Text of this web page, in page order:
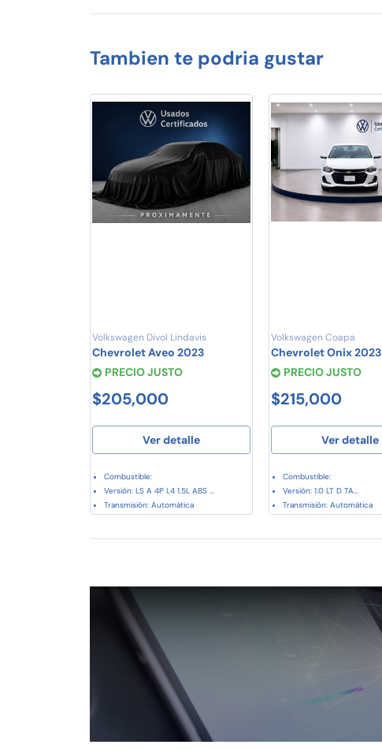
Tambien te podria gustar
Volkswagen Divol Lindavis
Chevrolet Aveo 2023
PRECIO JUSTO
$205,000
Ver detalle
Combustible:
Versión: LS A 4P L4 1.5L ABS ...
Transmisión: Automática
Volkswagen Coapa
Chevrolet Onix 2023
PRECIO JUSTO
$215,000
Ver detalle
Combustible:
Versión: 1.0 LT D TA...
Transmisión: Automática